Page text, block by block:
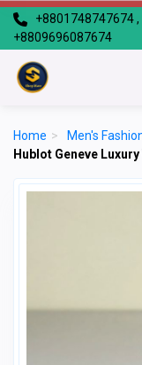
+8801748747674
+8809696087674
Home > Men's
Hublot Geneve